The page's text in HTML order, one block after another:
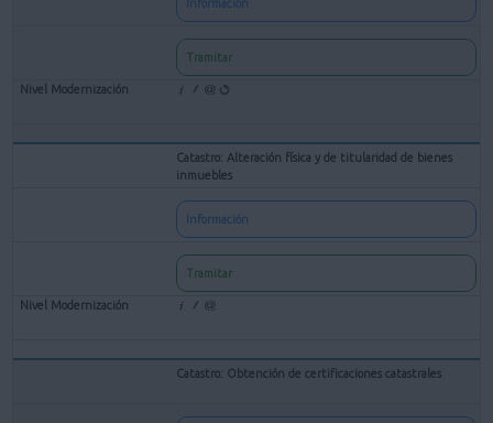
Información
Tramitar
Catastro: Alteración física y de titularidad de bienes
inmuebles
Información
Tramitar
Catastro: Obtención de certificaciones catastrales